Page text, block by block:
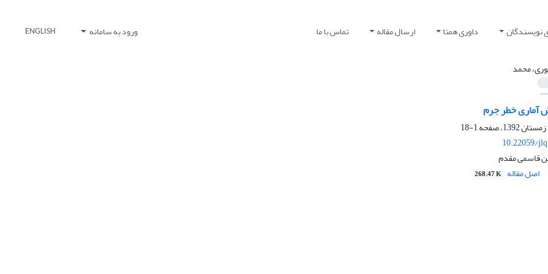
نویسندگان داوری همتا ارسال مقاله تماس با ما ورود به سامانه ENGLISH
محمد
خطر جرم
1-18
10.22059/
قاسمی مقدم
اصل مقاله 268.47 K